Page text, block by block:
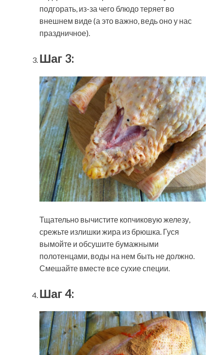
подгорать, из-за чего блюдо теряет во
внешнем виде (а это важно, ведь оно у нас
праздничное).
Шаг 3:
Тщательно вычистите копчиковую железу,
срежьте излишки жира из брюшка. Гуся
вымойте и обсушите бумажными
полотенцами, воды на нем быть не должно.
Смешайте вместе все сухие специи.
Шаг 4: